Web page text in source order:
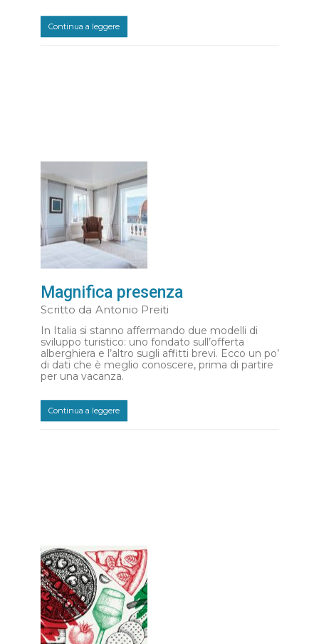
Continua a leggere
Magnifica presenza
Scritto da Antonio Preiti
In Italia si stanno affermando due modelli di
sviluppo turistico: uno fondato sull’offerta
alberghiera e l’altro sugli affitti brevi. Ecco un po’
di dati che è meglio conoscere, prima di partire
per una vacanza.
Continua a leggere